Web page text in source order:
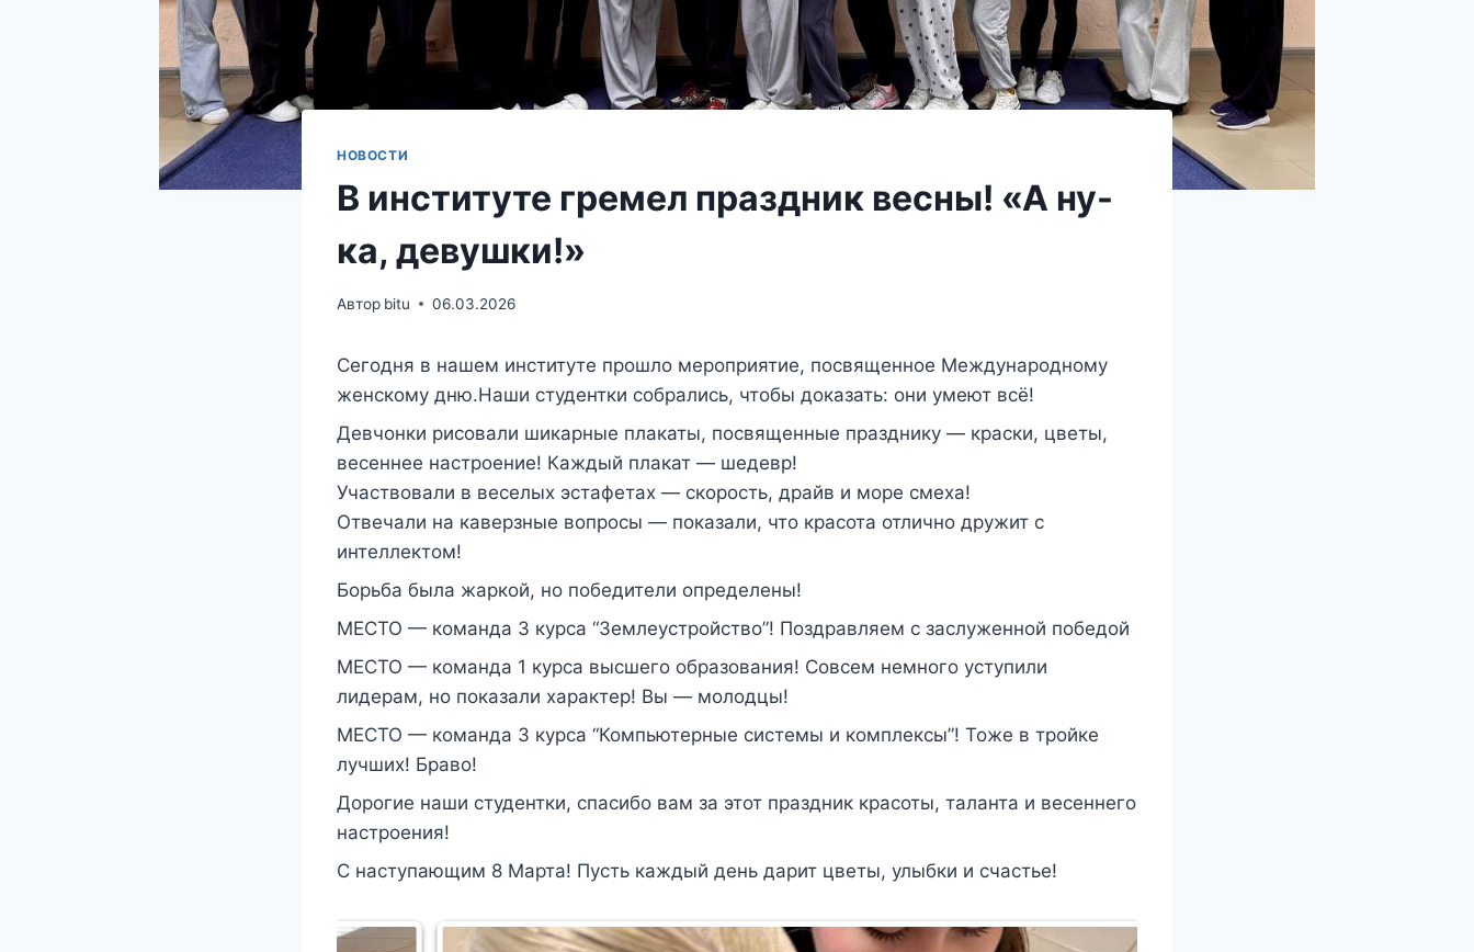
НОВОСТИ
В институте гремел праздник весны! «А ну-
ка, девушки!»
Автор bitu 06.03.2026
Сегодня в нашем институте прошло мероприятие, посвященное Международному
женскому дню.Наши студентки собрались, чтобы доказать: они умеют всё!
Девчонки рисовали шикарные плакаты, посвященные празднику — краски, цветы,
весеннее настроение! Каждый плакат — шедевр!
Участвовали в веселых эстафетах — скорость, драйв и море смеха!
Отвечали на каверзные вопросы — показали, что красота отлично дружит с
интеллектом!
Борьба была жаркой, но победители определены!
МЕСТО — команда 3 курса “Землеустройство”! Поздравляем с заслуженной победой
МЕСТО — команда 1 курса высшего образования! Совсем немного уступили
лидерам, но показали характер! Вы — молодцы!
МЕСТО — команда 3 курса “Компьютерные системы и комплексы”! Тоже в тройке
лучших! Браво!
Дорогие наши студентки, спасибо вам за этот праздник красоты, таланта и весеннего
настроения!
С наступающим 8 Марта! Пусть каждый день дарит цветы, улыбки и счастье!